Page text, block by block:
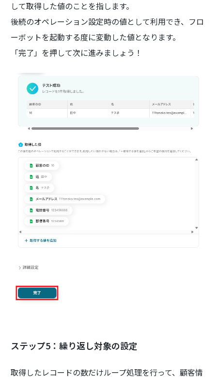
して取得した値のことを指します。
後続のオペレーション設定時の値として利用でき、フロ
ーボットを起動する度に変動した値となります。
「完了」を押して次に進みましょう！
ステップ5：繰り返し対象の設定
取得したレコードの数だけループ処理を行って、顧客情